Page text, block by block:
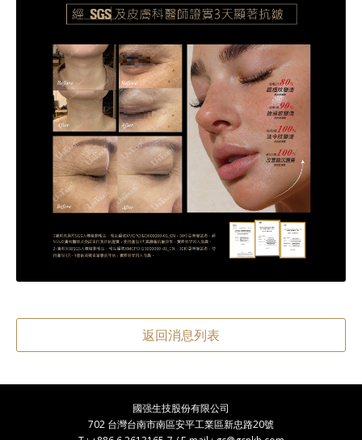
返回消息列表
國强生技股份有限公司
702 台灣台南市南區安平工業區新忠路20號